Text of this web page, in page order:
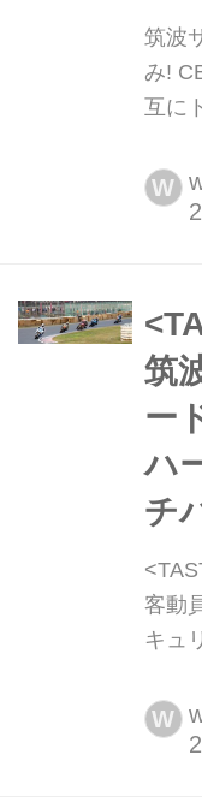
筑波
み!
互に
イヤ
う寒
て、
納め
W
筑
ー
ハ
チ
客動
キュ
県・
W